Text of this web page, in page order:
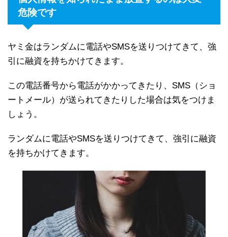
危険です
ヤミ金はランダムに電話やSMSを送りつけてきて、強
引に融資を持ちかけてきます。
この電話番号から電話がかかってきたり、SMS（ショ
ートメール）が送られてきたりした場合は気をつけま
しょう。
ランダムに電話やSMSを送りつけてきて、強引に融資
を持ちかけてきます。